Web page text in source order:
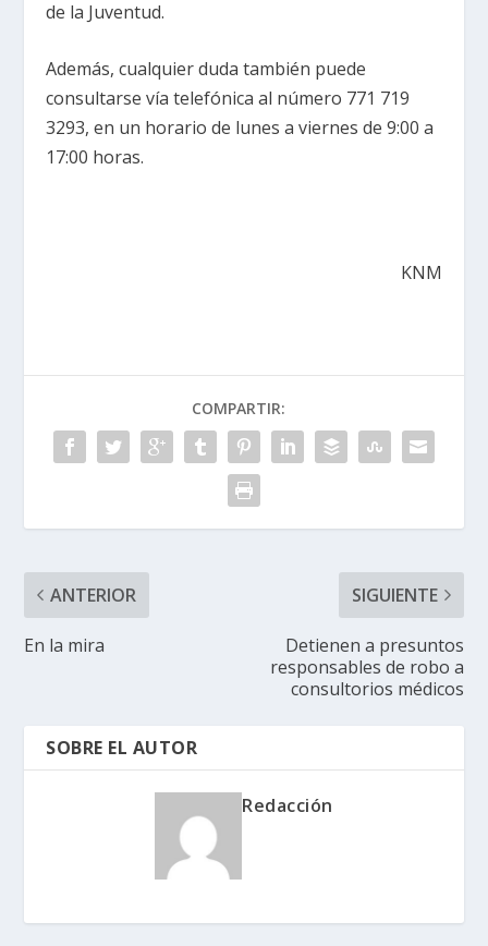
de la Juventud.
Además, cualquier duda también puede
consultarse vía telefónica al número 771 719
3293, en un horario de lunes a viernes de 9:00 a
17:00 horas.
KNM
COMPARTIR:
ANTERIOR
En la mira
SIGUIENTE
Detienen a presuntos
responsables de robo a
consultorios médicos
SOBRE EL AUTOR
Redacción